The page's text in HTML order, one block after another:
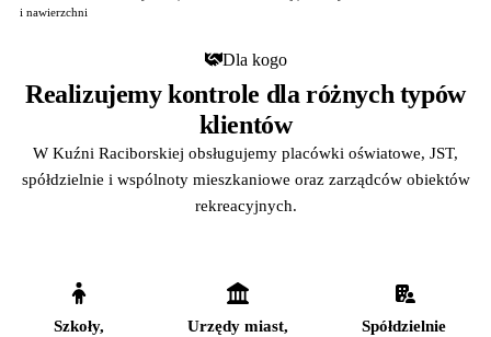
i nawierzchni
Dla kogo
Realizujemy kontrole dla różnych typów
klientów
W Kuźni Raciborskiej obsługujemy placówki oświatowe, JST,
spółdzielnie i wspólnoty mieszkaniowe oraz zarządców obiektów
rekreacyjnych.
Szkoły,
Urzędy miast,
Spółdzielnie